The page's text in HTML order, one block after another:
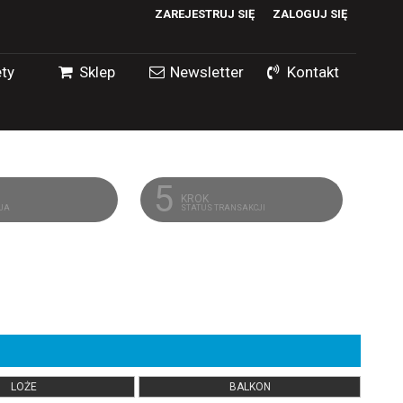
ZAREJESTRUJ SIĘ ZALOGUJ SIĘ
Sklep Newsletter Kontakt
5 KROK
STATUS TRANSAKCJI
LOŻE BALKON